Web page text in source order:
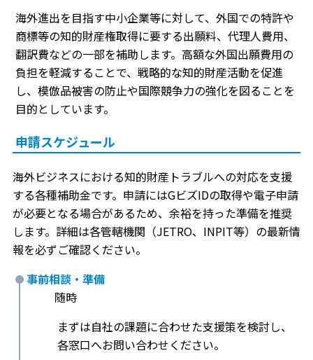
海外進出を目指す中小企業等に対して、外国での特許や
商標等の知的財産権取得に要する出願料、代理人費用、
翻訳費などの一部を補助します。高額な外国出願費用の
負担を軽減することで、戦略的な知的財産活動を促進
し、模倣品被害の防止や国際競争力の強化を図ることを
目的としています。
申請スケジュール
海外ビジネスにおける知的財産トラブルへの対応を支援
する各種補助金です。申請にはGビズIDの取得や電子申請
が必要となる場合があるため、余裕を持った準備を推奨
します。詳細は各管轄機関（JETRO、INPIT等）の最新情
報を必ずご確認ください。
事前相談・準備
随時
まずは自社の課題に合わせた支援策を検討し、
各窓口へお問い合わせください。